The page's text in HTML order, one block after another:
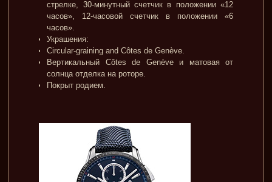
стрелке, 30-минутный счетчик в положении «12
часов», 12-часовой счетчик в положении «6
часов».
Украшения:
Circular-graining and Côtes de Genève.
Вертикальный Côtes de Genève и матовая от
солнца отделка на роторе.
Покрыт родием.